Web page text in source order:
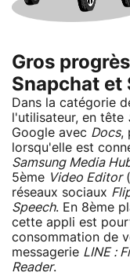
Gros
Snapchat et
Dans la catégorie
l'utilisateur, en tête
Google avec Docs,
lorsqu'elle est
Samsung Media
5ème Video Editor
réseaux sociaux
Speech. En 8ème
cette appli est
consommation de
messagerie LINE :
Reader.